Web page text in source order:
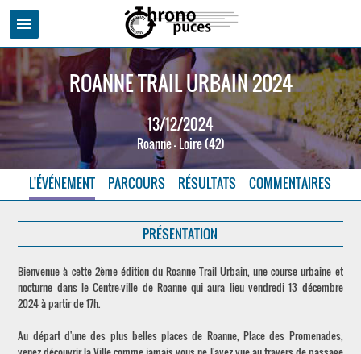
menu
ROANNE TRAIL URBAIN 2024
13/12/2024
Roanne - Loire (42)
L'ÉVÉNEMENT PARCOURS RÉSULTATS COMMENTAIRES
PRÉSENTATION
Bienvenue à cette 2ème édition du Roanne Trail Urbain, une course urbaine et
nocturne dans le Centre-ville de Roanne qui aura lieu vendredi 13 décembre
2024 à partir de 17h.
Au départ d'une des plus belles places de Roanne, Place des Promenades,